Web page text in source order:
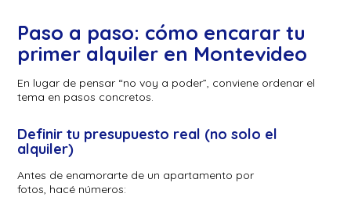
Paso a paso: cómo encarar tu
primer alquiler en Montevideo
En lugar de pensar “no voy a poder”, conviene ordenar el
tema en pasos concretos.
Definir tu presupuesto real (no solo el
alquiler)
Antes de enamorarte de un apartamento por
fotos, hacé números: